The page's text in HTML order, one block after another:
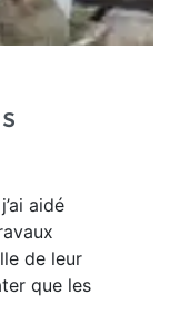
aidé
de leur
que les